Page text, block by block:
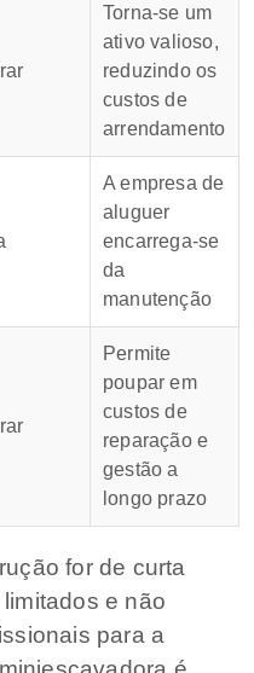
Torna-se um
ativo valioso,
reduzindo os
custos de
arrendamento
A empresa de
aluguer
encarrega-se
da
manutenção
Permite
poupar em
custos de
reparação e
gestão a
longo prazo
for de curta
e não
para a